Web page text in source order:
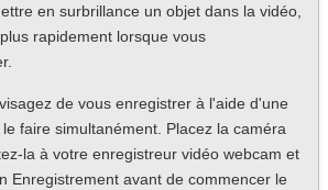
en surbrillance un objet dans la vidéo,
rapidement lorsque vous
de vous enregistrer à l'aide d'une
faire simultanément. Placez la caméra
la à votre enregistreur vidéo webcam et
Enregistrement avant de commencer le